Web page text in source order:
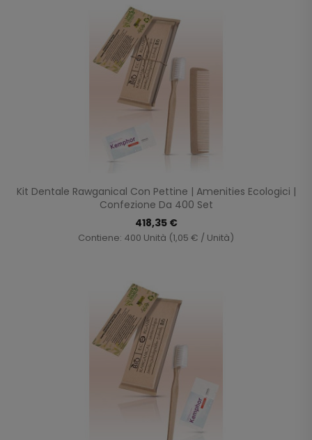
Kit Dentale Rawganical Con Pettine | Amenities Ecologici |
Confezione Da 400 Set
418,35 €
Contiene: 400 Unità (1,05 € / Unità)